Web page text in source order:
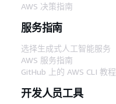
AWS 决策指南
服务指南
选择生成式人工智能服务
AWS 服务指南
GitHub 上的 AWS CLI 教程
开发人员工具